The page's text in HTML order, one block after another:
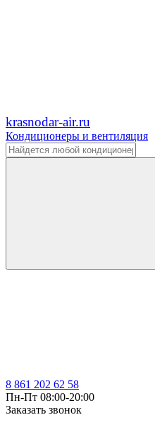
krasnodar-air.ru
Кондиционеры и вентиляция
8 861 202 62 58
Пн-Пт 08:00-20:00
Заказать звонок